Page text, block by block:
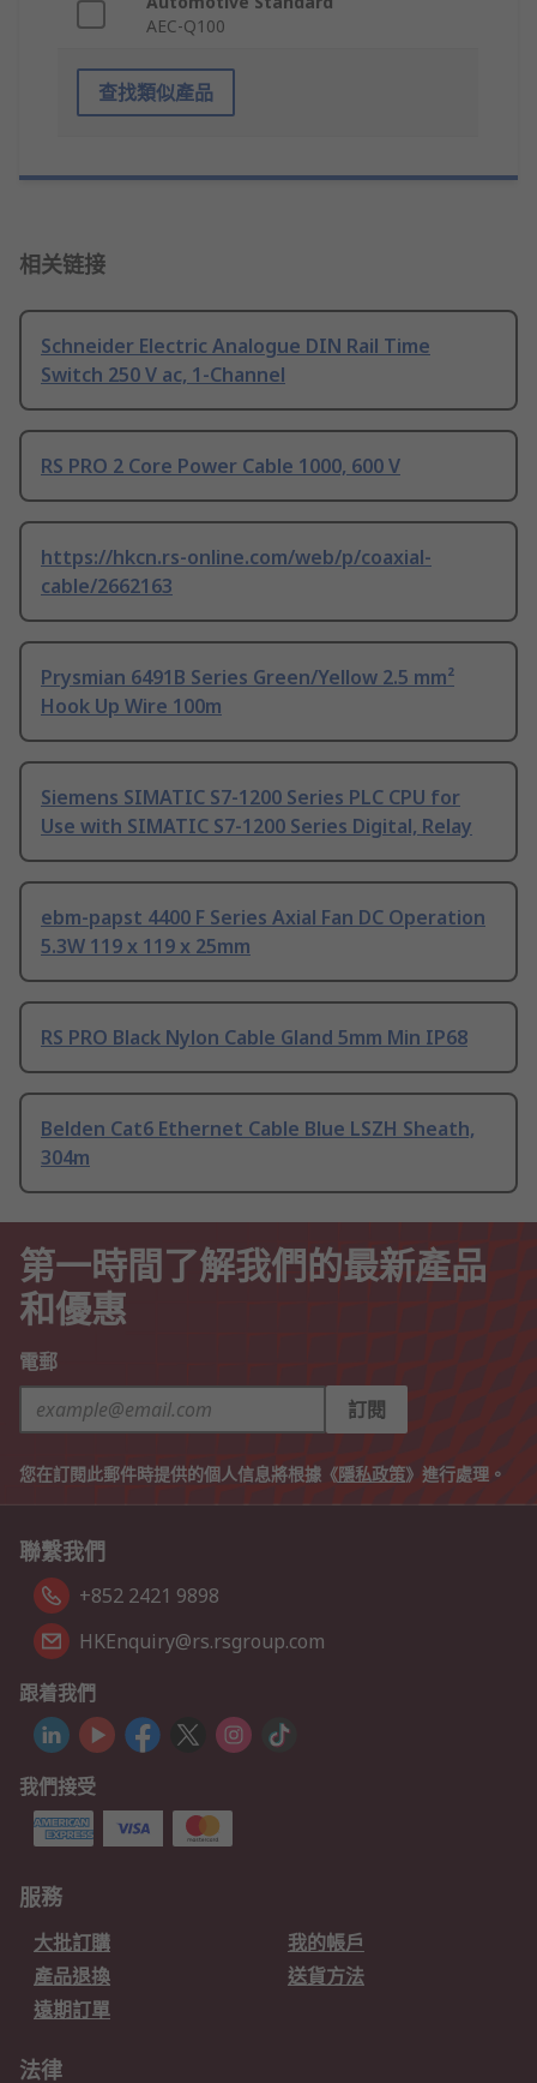
AEC-Q100
查找類似產品
相关链接
Schneider Electric Analogue DIN Rail Time
Switch 250 V ac, 1-Channel
RS PRO 2 Core Power Cable 1000, 600 V
https://hkcn.rs-online.com/web/p/coaxial-
cable/2662163
Prysmian 6491B Series Green/Yellow 2.5 mm²
Hook Up Wire 100m
Siemens SIMATIC S7-1200 Series PLC CPU for
Use with SIMATIC S7-1200 Series Digital, Relay
ebm-papst 4400 F Series Axial Fan DC Operation
5.3W 119 x 119 x 25mm
RS PRO Black Nylon Cable Gland 5mm Min IP68
Belden Cat6 Ethernet Cable Blue LSZH Sheath,
304m
第一時間了解我們的最新產品
和優惠
電郵
訂閱
您在訂閱此郵件時提供的個人信息將根據《隱私政策》進行處理。
聯繫我們
+852 2421 9898
HKEnquiry@rs.rsgroup.com
跟着我們
我們接受
服務
大批訂購
我的帳戶
產品退換
送貨方法
遠期訂單
法律